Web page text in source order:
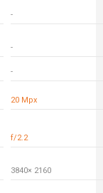
-
-
-
20 Mpx
f/2.2
3840× 2160